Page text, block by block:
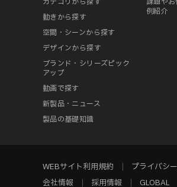
動きから探す
空間・シーンから探す
デザインから探す
ブランド・シリーズピック
アップ
動画で探す
新製品・ニュース
製品の基礎知識
例紹介
WEBサイト利用規約 プライバシ
会社情報
採用情報 GLOBAL